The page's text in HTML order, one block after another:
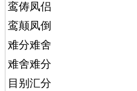
鸾俦凤侣
鸾颠凤倒
难分难舍
难舍难分
目别汇分